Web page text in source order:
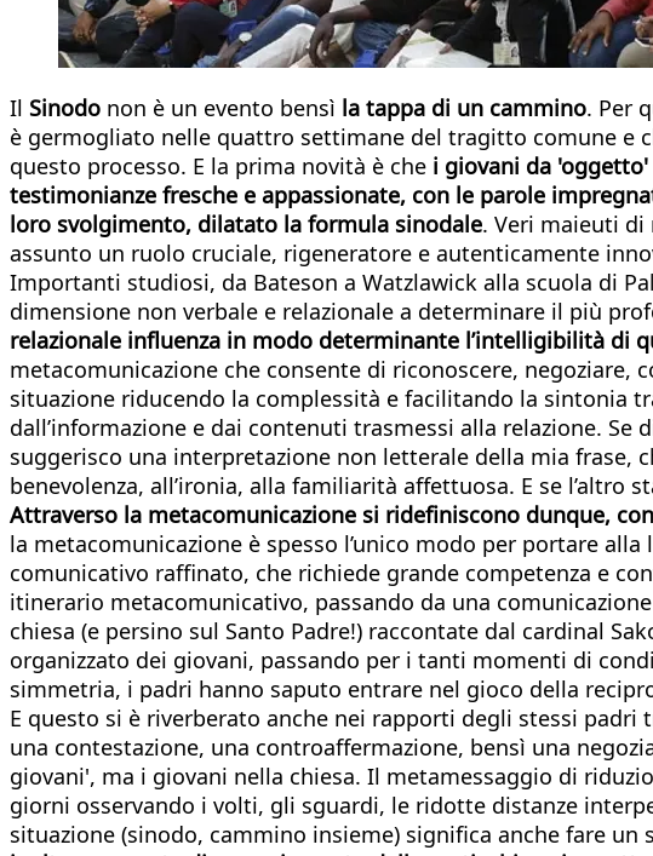
Il Sinodo non è un evento bensì la tappa di un cammino. Per
è germogliato nelle quattro settimane del tragitto comune e
questo processo. E la prima novità è che i giovani da
testimonianze fresche e appassionate, con le parole
loro svolgimento, dilatato la formula sinodale. Veri maieuti di
assunto un ruolo cruciale, rigeneratore e autenticamente
Importanti studiosi, da Bateson a Watzlawick alla scuola di
dimensione non verbale e relazionale a determinare il più
relazionale influenza in modo determinante l’intelligibilità di
metacomunicazione che consente di riconoscere,
situazione riducendo la complessità e facilitando la sintonia
dall’informazione e dai contenuti trasmessi alla relazione. Se
suggerisco una interpretazione non letterale della mia
benevolenza, all’ironia, alla familiarità affettuosa. E se l’altro
Attraverso la metacomunicazione si ridefiniscono dunque,
la metacomunicazione è spesso l’unico modo per portare
comunicativo raffinato, che richiede grande competenza e
itinerario metacomunicativo, passando da una
chiesa (e persino sul Santo Padre!) raccontate dal cardinal
organizzato dei giovani, passando per i tanti momenti di
simmetria, i padri hanno saputo entrare nel gioco della
E questo si è riverberato anche nei rapporti degli stessi
una contestazione, una controaffermazione, bensì una
giovani', ma i giovani nella chiesa. Il metamessaggio di
giorni osservando i volti, gli sguardi, le ridotte distanze
situazione (sinodo, cammino insieme) significa anche fare